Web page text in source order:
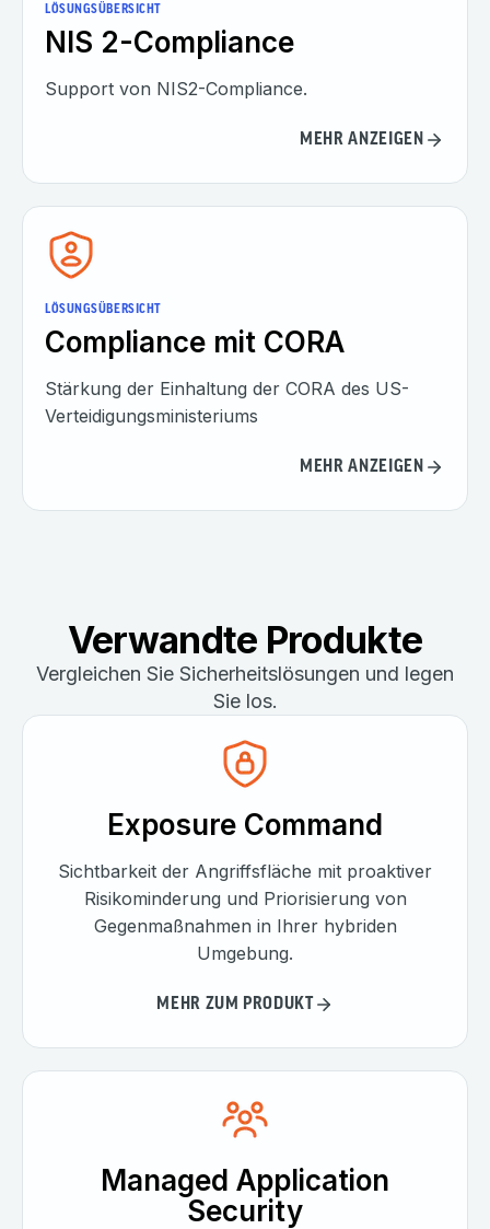
LÖSUNGSÜBERSICHT
NIS 2-Compliance
Support von NIS2-Compliance.
MEHR ANZEIGEN
LÖSUNGSÜBERSICHT
Compliance mit CORA
Stärkung der Einhaltung der CORA des US-
Verteidigungsministeriums
MEHR ANZEIGEN
Verwandte Produkte
Vergleichen Sie Sicherheitslösungen und legen
Sie los.
Exposure Command
Sichtbarkeit der Angriffsfläche mit proaktiver
Risikominderung und Priorisierung von
Gegenmaßnahmen in Ihrer hybriden
Umgebung.
MEHR ZUM PRODUKT
Managed Application
Security